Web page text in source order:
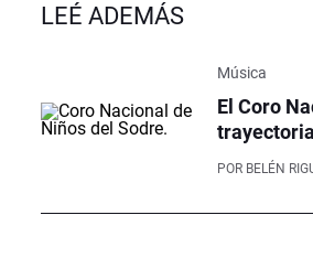
LEÉ ADEMÁS
Música
El Coro
trayectoria
POR BELÉN